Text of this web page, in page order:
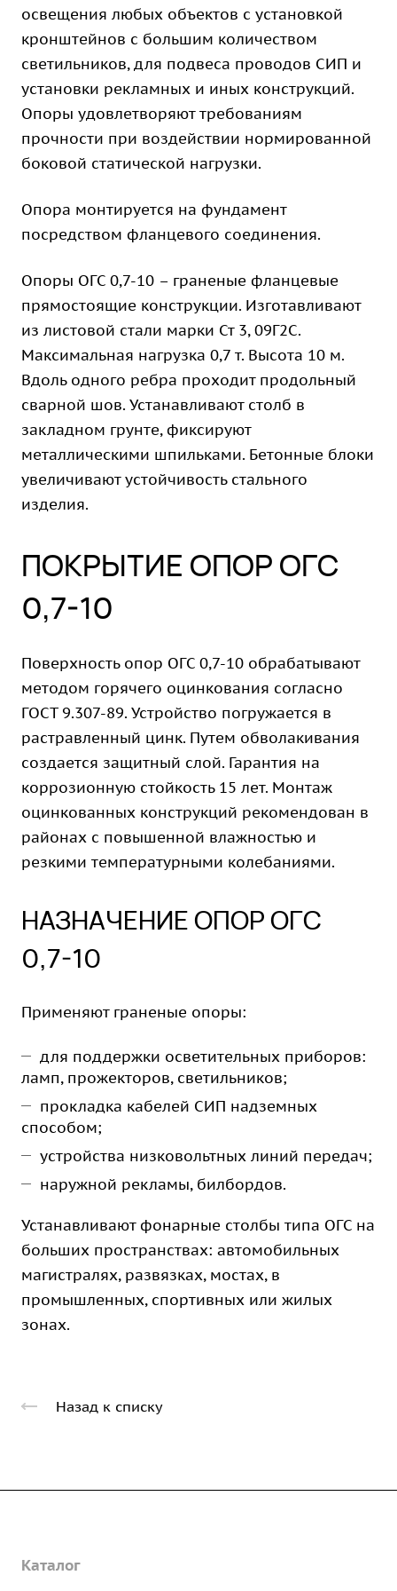
освещения любых объектов с установкой
кронштейнов с большим количеством
светильников, для подвеса проводов СИП и
установки рекламных и иных конструкций.
Опоры удовлетворяют требованиям
прочности при воздействии нормированной
боковой статической нагрузки.
Опора монтируется на фундамент
посредством фланцевого соединения.
Опоры ОГС 0,7-10 – граненые фланцевые
прямостоящие конструкции. Изготавливают
из листовой стали марки Ст 3, 09Г2С.
Максимальная нагрузка 0,7 т. Высота 10 м.
Вдоль одного ребра проходит продольный
сварной шов. Устанавливают столб в
закладном грунте, фиксируют
металлическими шпильками. Бетонные блоки
увеличивают устойчивость стального
изделия.
ПОКРЫТИЕ ОПОР ОГС
0,7-10
Поверхность опор ОГС 0,7-10 обрабатывают
методом горячего оцинкования согласно
ГОСТ 9.307-89. Устройство погружается в
растравленный цинк. Путем обволакивания
создается защитный слой. Гарантия на
коррозионную стойкость 15 лет. Монтаж
оцинкованных конструкций рекомендован в
районах с повышенной влажностью и
резкими температурными колебаниями.
НАЗНАЧЕНИЕ ОПОР ОГС
0,7-10
Применяют граненые опоры:
для поддержки осветительных приборов:
ламп, прожекторов, светильников;
прокладка кабелей СИП надземных
способом;
устройства низковольтных линий передач;
наружной рекламы, билбордов.
Устанавливают фонарные столбы типа ОГС на
больших пространствах: автомобильных
магистралях, развязках, мостах, в
промышленных, спортивных или жилых
зонах.
Назад к списку
О предприятии
Каталог